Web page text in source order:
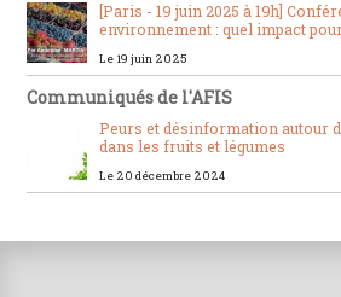
[Paris - 19 juin 2025 à 19h]
environnement : quel impact
Le 19 juin 2025
Communiqués de l'AFIS
Peurs et désinformation autour
dans les fruits et légumes
Le 20 décembre 2024